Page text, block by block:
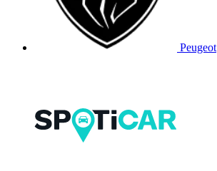
Peugeot